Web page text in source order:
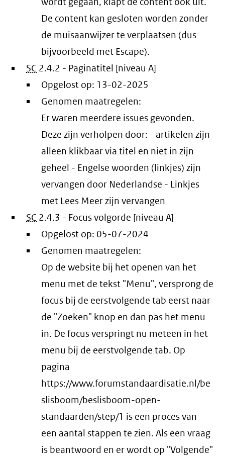
De content kan gesloten worden zonder
de muisaanwijzer te verplaatsen (dus
bijvoorbeeld met Escape).
SC 2.4.2 - Paginatitel [niveau A]
Opgelost op: 13-02-2025
Genomen maatregelen:
Er waren meerdere issues gevonden.
Deze zijn verholpen door: - artikelen zijn
alleen klikbaar via titel en niet in zijn
geheel - Engelse woorden (linkjes) zijn
vervangen door Nederlandse - Linkjes
met Lees Meer zijn vervangen
SC 2.4.3 - Focus volgorde [niveau A]
Opgelost op: 05-07-2024
Genomen maatregelen:
Op de website bij het openen van het
menu met de tekst "Menu", versprong de
focus bij de eerstvolgende tab eerst naar
de "Zoeken" knop en dan pas het menu
in. De focus verspringt nu meteen in het
menu bij de eerstvolgende tab. Op
pagina
https://www.forumstandaardisatie.nl/be
slisboom/beslisboom-open-
standaarden/step/1 is een proces van
een aantal stappen te zien. Als een vraag
is beantwoord en er wordt op "Volgende"